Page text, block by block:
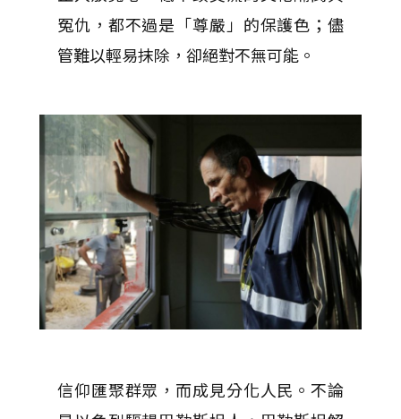
冤仇，都不過是「尊嚴」的保護色；儘
管難以輕易抹除，卻絕對不無可能。
信仰匯聚群眾，而成見分化人民。不論